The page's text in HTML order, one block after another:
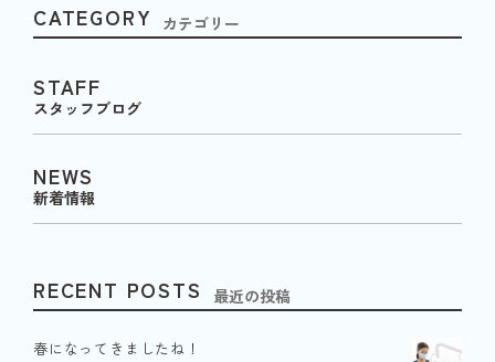
CATEGORY カテゴリー
STAFF
スタッフブログ
NEWS
新着情報
RECENT POSTS 最近の投稿
春になってきましたね！